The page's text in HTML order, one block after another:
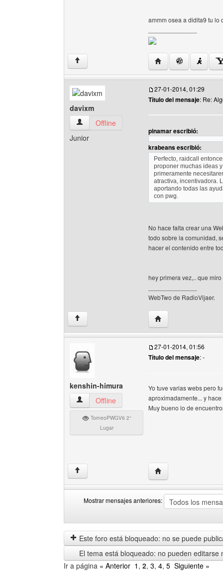
ammm osea a didita9 tu lo
↑ Visitar sitio web del
davixm
davixm Ver perfil del usuario
Offline
Junior
27-01-2014, 01:29
Título del mensaje: Re:
pinamar escribió:
krabeans escribió:
Perfecto, raidcall
proponer muchas ideas
primeramente
atractiva, incentivadora.
aportando todas las
con pwg.
No hace falta crear una
todo sobre la comunidad,
hacer el contenido entre
hey primera vez,.. que
WebTwo de RadioVijaer.
↑ Visitar sitio web del
kenshin-himura
kenshin-himura Ver perfil del usuario
Offline
TorneoPWGV6 2°
Lugar
27-01-2014, 01:56
Título del mensaje: -
Yo tuve varias webs pero
aproximadamente... y
Muy bueno lo de
↑ Visitar sitio web del
Mostrar mensajes anteriores:
mensajes
anteriores
by
Este foro está bloqueado: no se puede
El tema está bloqueado: no pueden editarse
Ir a página « Anterior 1 , 2, 3, 4, 5 Siguiente »